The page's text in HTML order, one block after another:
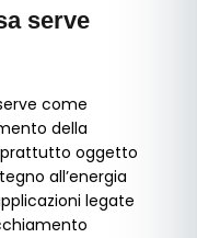
serve
come
della
oggetto
all’energia
legate